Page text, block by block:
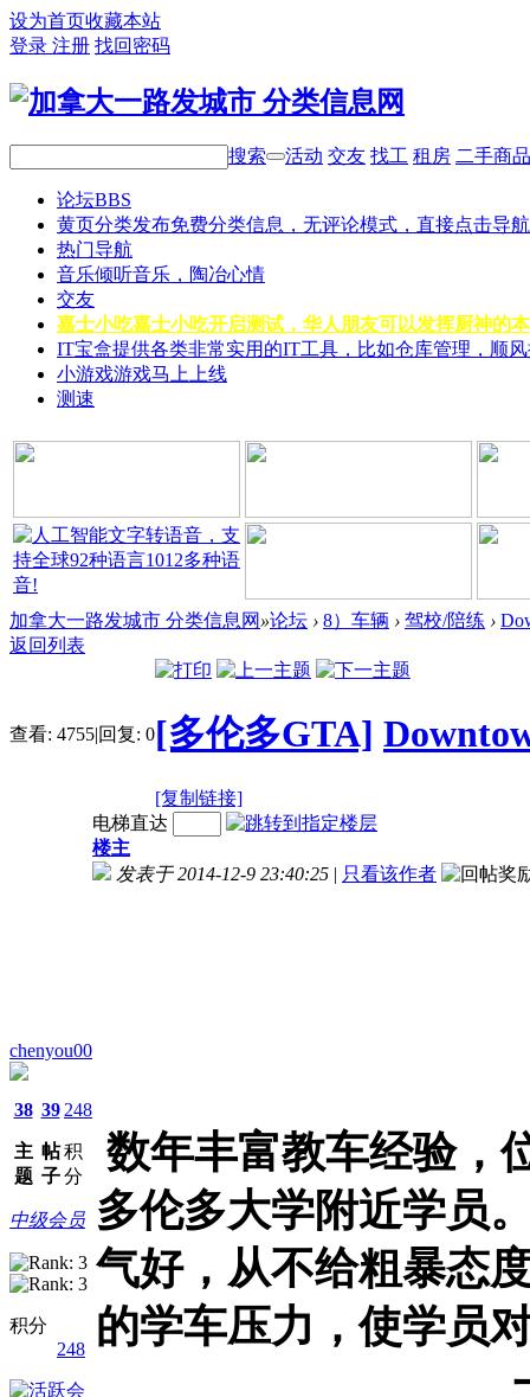
设为首页收藏本站
登录 注册 找回密码
搜索 活动 交友 找工 租房 二手商品
论坛BBS
黄页分类发布免费分类信息，无评论模式，直接点击导
热门导航
音乐倾听音乐，陶冶心情
交友
嘉士小吃嘉士小吃开启测试，华人朋友可以发挥厨神的
IT宝盒提供各类非常实用的IT工具，比如仓库管理，顺
小游戏游戏马上上线
测速
加拿大一路发城市 分类信息网 »论坛 › 8）车辆 › 驾校/陪练 ›
返回列表
查看: 4755|回复: 0[多伦多GTA]
[复制链接]
chenyou00
38
主
题
39
帖
子
248
积
分
中级会员
积分
248
电梯直达
楼主
发表于 2014-12-9 23:40:25 | 只看该作者
数年丰富教车经验，
多伦多大学附近学员
气好，从不给粗暴态
的学车压力，使学员